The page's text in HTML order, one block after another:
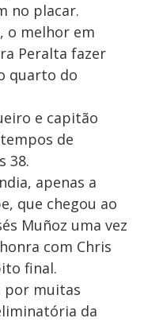
no placar.
o melhor em
Peralta fazer
quarto do
e capitão
de
38.
apenas a
que chegou ao
Muñoz uma vez
com Chris
final.
por muitas
da